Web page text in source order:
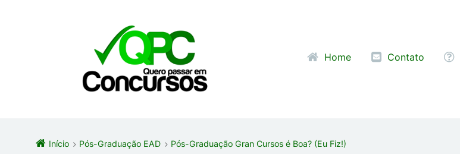
Pular para o conteúdo
Home Contato
Início Pós-Graduação EAD Pós-Graduação Gran Cursos é Boa? (Eu Fiz!)